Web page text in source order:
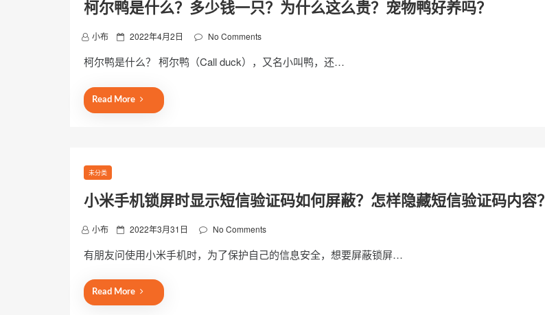
柯尔鸭是什么？多少钱一只？为什么这么贵？宠物鸭好养吗？
小布
P
s
e
d
2022年4月2日 No Comments
柯尔鸭是什么？ 柯尔鸭（Call duck），又名小叫鸭，还…
Read More
未分类
小米手机锁屏时显示短信验证码如何屏蔽？怎样隐藏短信验证码内容？
小布
P
s
e
d
2022年3月31日 No Comments
有朋友问使用小米手机时，为了保护自己的信息安全，想要屏蔽锁屏…
Read More